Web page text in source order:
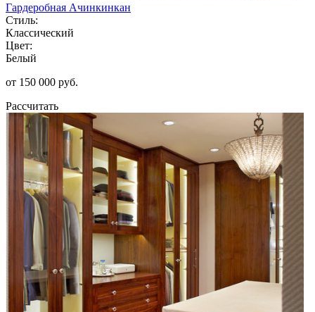
Гардеробная Ачинкинкан
Стиль:
Классический
Цвет:
Белый
от 150 000 руб.
Рассчитать